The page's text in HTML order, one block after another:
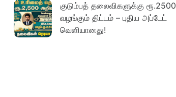
குடும்பத் தலைவிகளுக்கு ரூ.2500
வழங்கும் திட்டம் – புதிய அப்டேட்
வெளியானது!